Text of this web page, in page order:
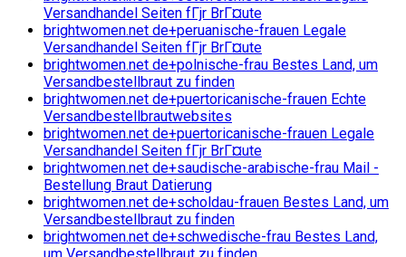
Versandhandel Seiten fГјr BrГ¤ute
brightwomen.net de+peruanische-frauen Legale
Versandhandel Seiten fГјr BrГ¤ute
brightwomen.net de+polnische-frau Bestes Land, um
Versandbestellbraut zu finden
brightwomen.net de+puertoricanische-frauen Echte
Versandbestellbrautwebsites
brightwomen.net de+puertoricanische-frauen Legale
Versandhandel Seiten fГјr BrГ¤ute
brightwomen.net de+saudische-arabische-frau Mail -
Bestellung Braut Datierung
brightwomen.net de+scholdau-frauen Bestes Land, um
Versandbestellbraut zu finden
brightwomen.net de+schwedische-frau Bestes Land,
um Versandbestellbraut zu finden